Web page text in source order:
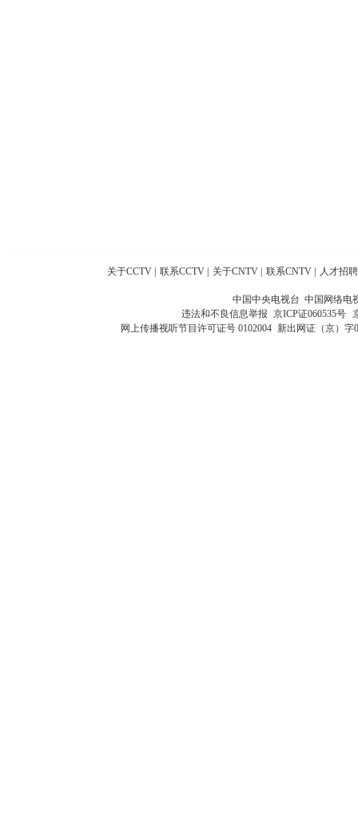
关于CCTV 联系CCTV 关于CNTV 联系CNTV 人才招聘
中国中央电视台 中国网络电
违法和不良信息举报 京ICP证060535号
网上传播视听节目许可证号 0102004 新出网证（京）